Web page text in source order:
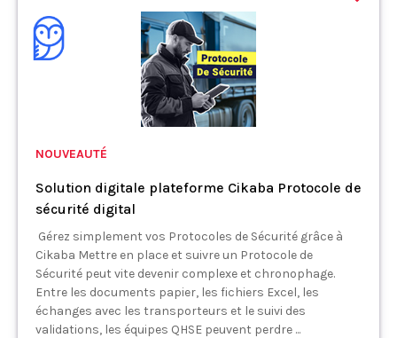
NOUVEAUTÉ
Solution digitale plateforme Cikaba Protocole de
sécurité digital
Gérez simplement vos Protocoles de Sécurité grâce à
Cikaba Mettre en place et suivre un Protocole de
Sécurité peut vite devenir complexe et chronophage.
Entre les documents papier, les fichiers Excel, les
échanges avec les transporteurs et le suivi des
validations, les équipes QHSE peuvent perdre ...